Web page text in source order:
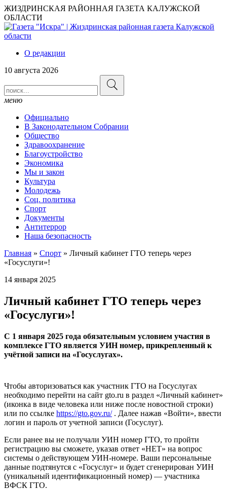
ЖИЗДРИНСКАЯ РАЙОННАЯ ГАЗЕТА КАЛУЖСКОЙ
ОБЛАСТИ
О редакции
10 августа 2026
меню
Официально
В Законодательном Собрании
Общество
Здравоохранение
Благоустройство
Экономика
Мы и закон
Культура
Молодежь
Соц. политика
Спорт
Документы
Антитеррор
Наша безопасность
Главная » Спорт » Личный кабинет ГТО теперь через
«Госуслуги»!
14 января 2025
Личный кабинет ГТО теперь через
«Госуслуги»!
С 1 января 2025 года обязательным условием участия в
комплексе ГТО является УИН номер, прикрепленный к
учётной записи на «Госуслугах».
Чтобы авторизоваться как участник ГТО на Госуслугах
необходимо перейти на сайт gto.ru в раздел «Личный кабинет»
(иконка в виде человека или ниже после новостной строки)
или по ссылке https://gto.gov.ru/. Далее нажав «Войти», ввести
логин и пароль от учетной записи (Госуслуг).
Если ранее вы не получали УИН номер ГТО, то пройти
регистрацию вы сможете, указав ответ «НЕТ» на вопрос
системы о действующем УИН-номере. Ваши персональные
данные подтянутся с «Госуслуг» и будет сгенерирован УИН
(уникальный идентификационный номер) — участника
ВФСК ГТО.